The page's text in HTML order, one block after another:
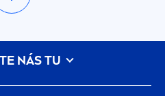
zbytočnosťou
pleť by jednoznačne
odlíčenie a vyčistenie.
NÁS TU